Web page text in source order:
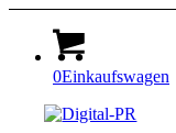
0Einkaufswagen